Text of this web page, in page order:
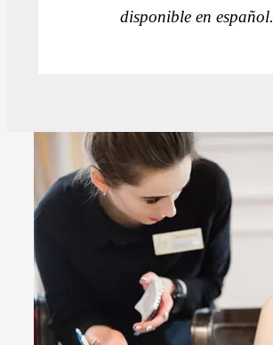
disponible en español.